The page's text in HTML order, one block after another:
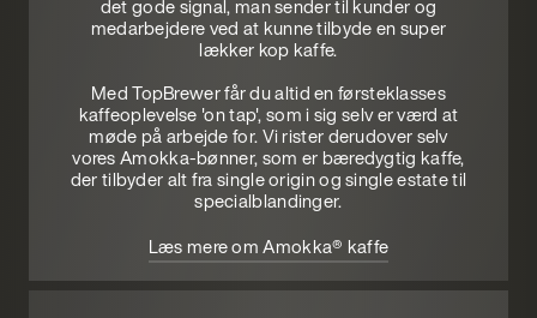
det gode signal, man sender til kunder og
medarbejdere ved at kunne tilbyde en super
lækker kop kaffe.
Med TopBrewer får du altid en førsteklasses
kaffeoplevelse 'on tap', som i sig selv er værd at
møde på arbejde for. Vi rister derudover selv
vores Amokka-bønner, som er bæredygtig kaffe,
der tilbyder alt fra single origin og single estate til
specialblandinger.
Læs mere om Amokka® kaffe